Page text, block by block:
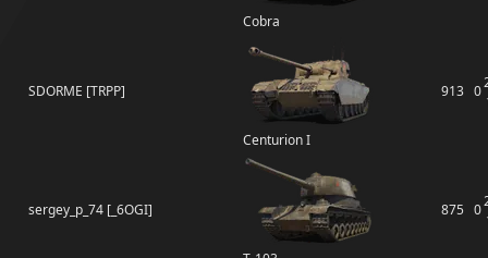
Cobra
SDORME [TRPP]
Centurion I
913 0
sergey_p_74 [_6OGI] 875 0